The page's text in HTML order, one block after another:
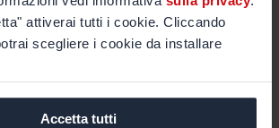
attiverai tutti i cookie. Cliccando
scegliere i cookie da installare
Accetta tutti